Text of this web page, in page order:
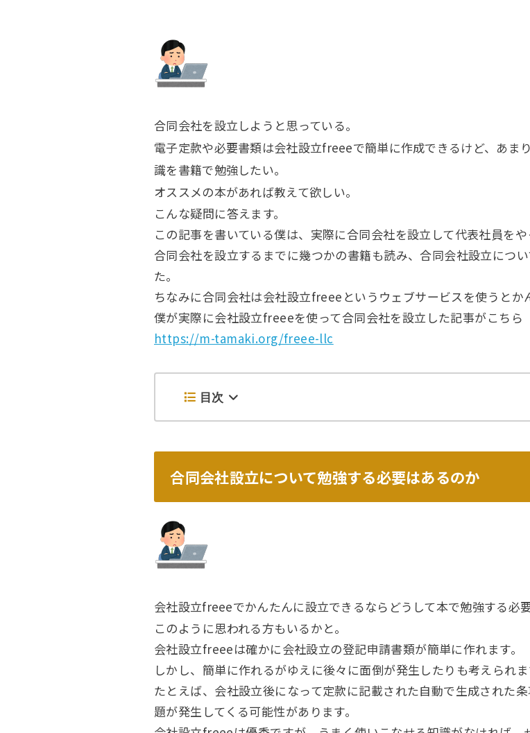
合同会社を設立しようと思っている。
電子定款や必要書類は会社設立freeeで簡単に作成できるけど、あま
識を書籍で勉強したい。
オススメの本があれば教えて欲しい。
こんな疑問に答えます。
この記事を書いている僕は、実際に合同会社を設立して代表社員をや
合同会社を設立するまでに幾つかの書籍も読み、合同会社設立につ
た。
ちなみに合同会社は会社設立freeeというウェブサービスを使うとか
僕が実際に会社設立freeeを使って合同会社を設立した記事がこちら
https://m-tamaki.org/freee-llc
目次
合同会社設立について勉強する必要はあるのか
会社設立freeeでかんたんに設立できるならどうして本で勉強する必
このように思われる方もいるかと。
会社設立freeeは確かに会社設立の登記申請書類が簡単に作れます。
しかし、簡単に作れるがゆえに後々に面倒が発生したりも考えられま
たとえば、会社設立後になって定款に記載された自動で生成された
題が発生してくる可能性があります。